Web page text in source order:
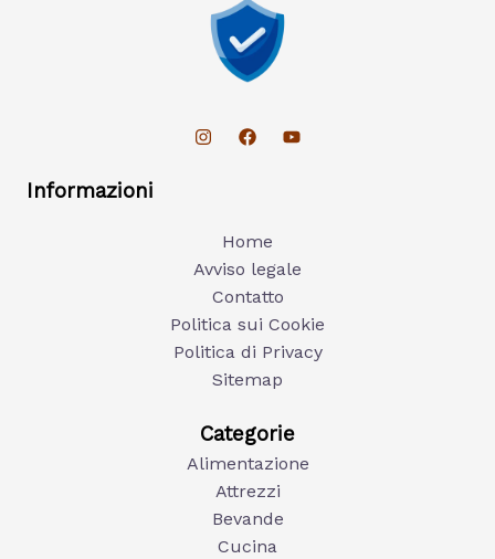
Informazioni
Home
Avviso legale
Contatto
Politica sui Cookie
Politica di Privacy
Sitemap
Categorie
Alimentazione
Attrezzi
Bevande
Cucina